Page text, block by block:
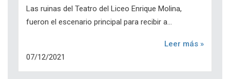
Las ruinas del Teatro del Liceo Enrique Molina,
fueron el escenario principal para recibir a...
Leer más »
07/12/2021